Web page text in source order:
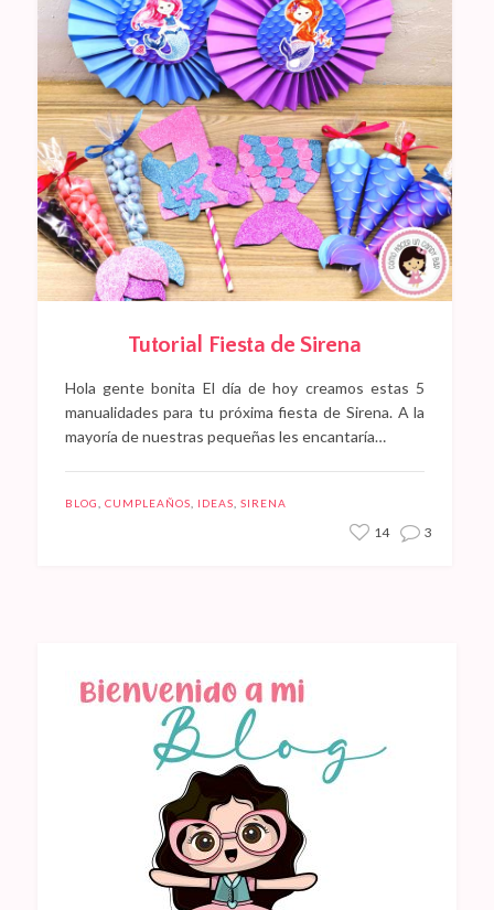
Tutorial Fiesta de Sirena
Hola gente bonita El día de hoy creamos estas 5
manualidades para tu próxima fiesta de Sirena. A la
mayoría de nuestras pequeñas les encantaría…
BLOG CUMPLEAÑOS IDEAS SIRENA
14 3